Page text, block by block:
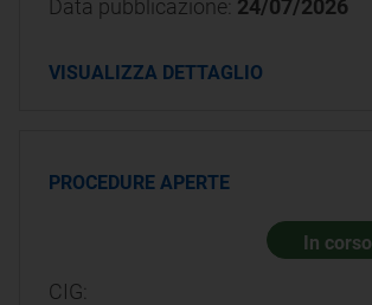
Data pubblicazione: 24/07/2026
VISUALIZZA DETTAGLIO
PROCEDURE APERTE
In corso
CIG: